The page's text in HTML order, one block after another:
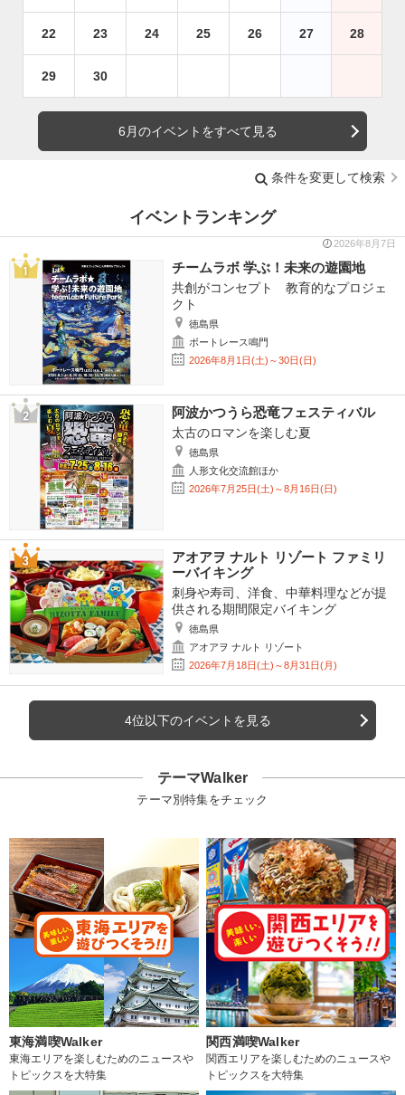
22 23 24 25 26 27 28
29 30
6月のイベントをすべて見る
条件を変更して検索
イベントランキング
2026年8月7日
チームラボ 学ぶ！未来の遊園地
共創がコンセプト 教育的なプロジェ
クト
徳島県
ボートレース鳴門
2026年8月1日(土)～30日(日)
阿波かつうら恐竜フェスティバル
太古のロマンを楽しむ夏
徳島県
人形文化交流館ほか
2026年7月25日(土)～8月16日(日)
アオアヲ ナルト リゾート ファミリ
ーバイキング
刺身や寿司、洋食、中華料理などが提
供される期間限定バイキング
徳島県
アオアヲ ナルト リゾート
2026年7月18日(土)～8月31日(月)
4位以下のイベントを見る
テーマWalker
テーマ別特集をチェック
東海満喫Walker
東海エリアを楽しむためのニュースや
トピックスを大特集
関西満喫Walker
関西エリアを楽しむためのニュースや
トピックスを大特集